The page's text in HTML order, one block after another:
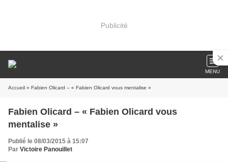
Publicité
MENU
Accueil » Fabien Olicard – « Fabien Olicard vous mentalise »
Fabien Olicard – « Fabien Olicard vous
mentalise »
Publié le 08/03/2015 à 15:07
Par Victoire Panouillet